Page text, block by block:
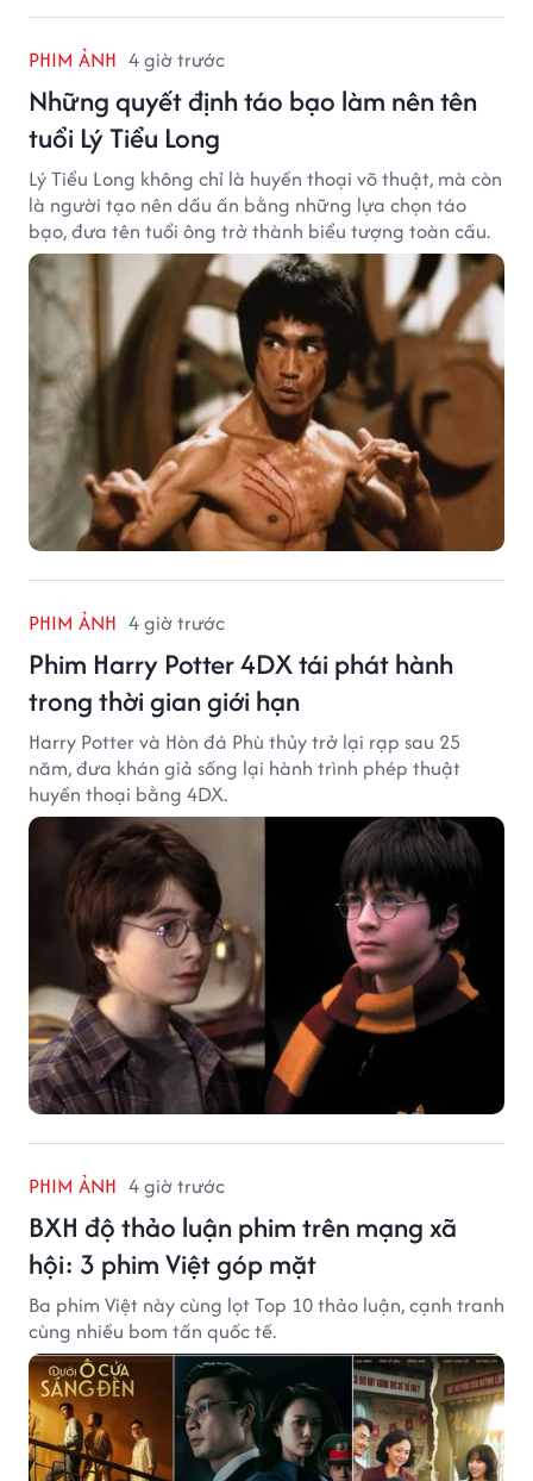
PHIM ẢNH 4 giờ trước
Những quyết định táo bạo làm nên tên
tuổi Lý Tiểu Long
Lý Tiểu Long không chỉ là huyền thoại võ thuật, mà còn
là người tạo nên dấu ấn bằng những lựa chọn táo
bạo, đưa tên tuổi ông trở thành biểu tượng toàn cầu.
PHIM ẢNH 4 giờ trước
Phim Harry Potter 4DX tái phát hành
trong thời gian giới hạn
Harry Potter và Hòn đá Phù thủy trở lại rạp sau 25
năm, đưa khán giả sống lại hành trình phép thuật
huyền thoại bằng 4DX.
PHIM ẢNH 4 giờ trước
BXH độ thảo luận phim trên mạng xã
hội: 3 phim Việt góp mặt
Ba phim Việt này cùng lọt Top 10 thảo luận, cạnh tranh
cùng nhiều bom tấn quốc tế.